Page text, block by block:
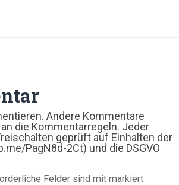
Andere Kommentare
die Kommentarregeln. Jeder
geprüft auf Einhalten der
PagN8d-2Ct) und die DSGVO
Felder sind mit markiert